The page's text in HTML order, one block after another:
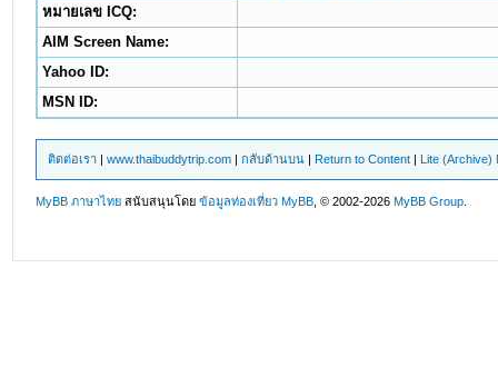
หมายเลข ICQ:
AIM Screen Name:
Yahoo ID:
MSN ID:
ติดต่อเรา |www.thaibuddytrip.com |กลับด้านบน | Return to Content | Lite (Archive)
MyBB ภาษาไทย สนับสนุนโดยข้อมูลท่องเที่ยว MyBB , © 2002-2026MyBB Group